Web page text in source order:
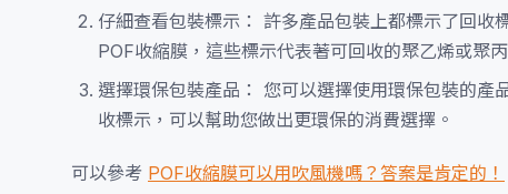
仔細查看包裝標示： 許多產品包裝上都標示了回
POF收縮膜，這些標示代表著可回收的聚乙烯或聚
選擇環保包裝產品： 您可以選擇使用環保包裝的產
收標示，可以幫助您做出更環保的消費選擇。
可以參考 POF收縮膜可以用吹風機嗎？答案是肯定的！